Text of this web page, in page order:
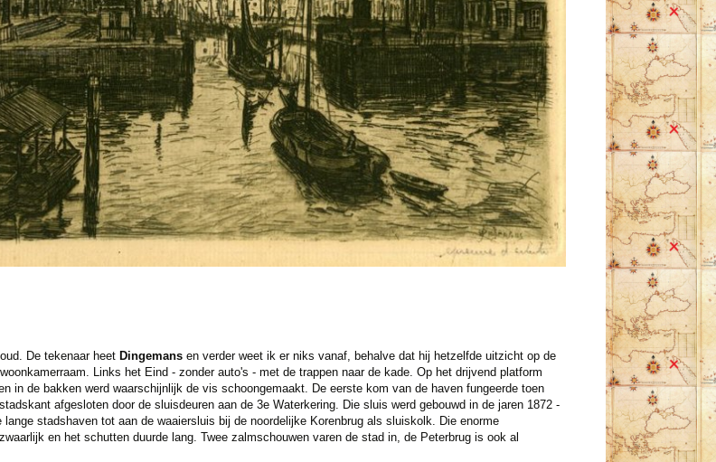
De tekenaar heet Dingemansen verder weet ik er niks vanaf, behalve dat hij hetzelfde uitzicht op de
Links het Eind - zonder auto's - met de trappen naar de kade. Op het drijvend platform
in de bakken werd waarschijnlijk de vis schoongemaakt. De eerste kom van de haven fungeerde toen
afgesloten door de sluisdeuren aan de 3e Waterkering. Die sluis werd gebouwd in de jaren 1872 -
stadshaven tot aan de waaiersluis bij de noordelijke Korenbrug als sluiskolk. Die enorme
en het schutten duurde lang. Twee zalmschouwen varen de stad in, de Peterbrug is ook al